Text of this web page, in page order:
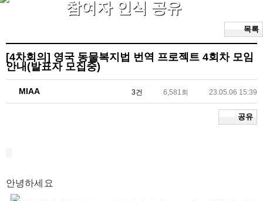
참여자 인식 공유
목록
[4차회의] 영국 동물복지법 번역 프로젝트 4회차 모임
안내(발표자 모집중)
MIAA 3건 6,581회 23.05.06 15:39
공유
안녕하세요